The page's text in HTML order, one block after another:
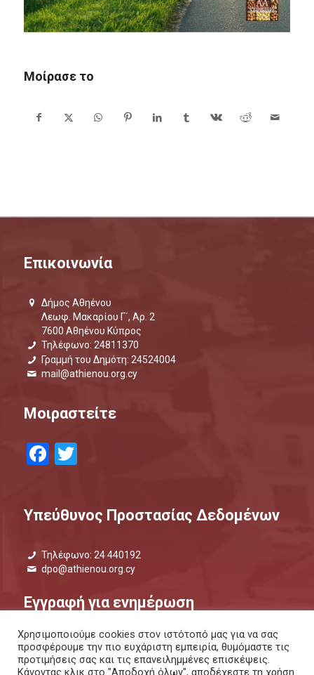
Μοίρασε το
Επικοινωνία
Δήμος Αθηένου
Λεωφ. Μακαρίου Γ΄, Αρ. 2
7600 Αθηένου Κύπρος
Τηλέφωνο: 24811370
Γραμμή του Δημότη: 24524004
mail@athienou.org.cy
Μοιραστείτε
Facebook
Twitter
Υπεύθυνος Προστασίας Δεδομένων
Τηλέφωνο: 24 440192
dpo@athienou.org.cy
Εγγραφή για ενημέρωση
Μάθετε τι συμβαίνει και μείνετε ενημερωμένοι.
ΕΝΗΜΕΡΩΤΙΚΟ ΔΕΛΤΙΟ | ΜΕΣΩ SMS
Χρησιμοποιούμε cookies στον ιστότοπό μας για να σας
προσφέρουμε την πιο ευχάριστη εμπειρία, θυμόμαστε τις
προτιμήσεις σας και τις επανειλημμένες επισκέψεις.
Κάνοντας κλικ στο "Αποδοχή όλων", αποδέχεστε τη χρήση